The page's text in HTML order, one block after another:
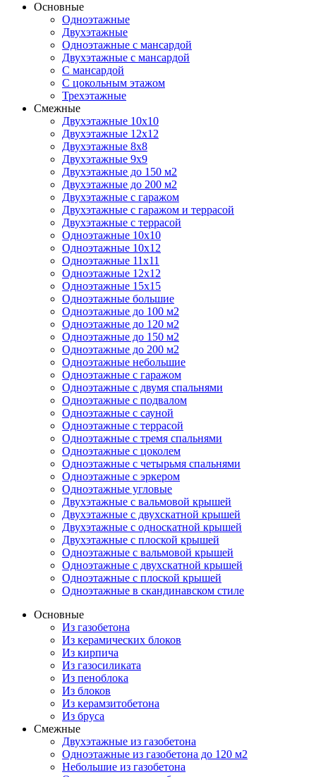
Основные
Одноэтажные
Двухэтажные
Одноэтажные с мансардой
Двухэтажные с мансардой
С мансардой
С цокольным этажом
Трехэтажные
Смежные
Двухэтажные 10х10
Двухэтажные 12х12
Двухэтажные 8х8
Двухэтажные 9х9
Двухэтажные до 150 м2
Двухэтажные до 200 м2
Двухэтажные с гаражом
Двухэтажные с гаражом и террасой
Двухэтажные с террасой
Одноэтажные 10х10
Одноэтажные 10х12
Одноэтажные 11х11
Одноэтажные 12х12
Одноэтажные 15х15
Одноэтажные большие
Одноэтажные до 100 м2
Одноэтажные до 120 м2
Одноэтажные до 150 м2
Одноэтажные до 200 м2
Одноэтажные небольшие
Одноэтажные с гаражом
Одноэтажные с двумя спальнями
Одноэтажные с подвалом
Одноэтажные с сауной
Одноэтажные с террасой
Одноэтажные с тремя спальнями
Одноэтажные с цоколем
Одноэтажные с четырьмя спальнями
Одноэтажные с эркером
Одноэтажные угловые
Двухэтажные с вальмовой крышей
Двухэтажные с двухскатной крышей
Двухэтажные с односкатной крышей
Двухэтажные с плоской крышей
Одноэтажные с вальмовой крышей
Одноэтажные с двухскатной крышей
Одноэтажные с плоской крышей
Одноэтажные в скандинавском стиле
Основные
Из газобетона
Из керамических блоков
Из кирпича
Из газосиликата
Из пеноблока
Из блоков
Из керамзитобетона
Из бруса
Смежные
Двухэтажные из газобетона
Одноэтажные из газобетона до 120 м2
Небольшие из газобетона